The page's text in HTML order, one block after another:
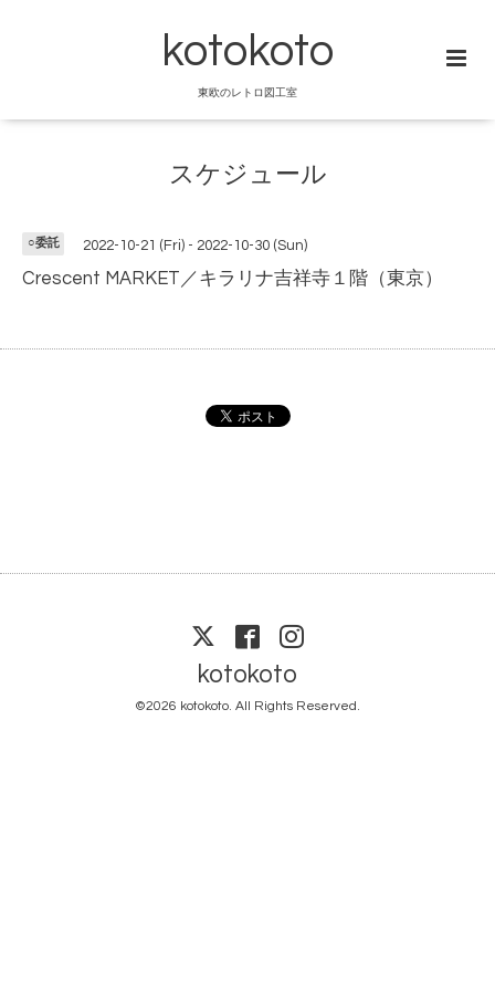
kotokoto
東欧のレトロ図工室
スケジュール
○委託 2022-10-21 (Fri) - 2022-10-30 (Sun)
Crescent MARKET／キラリナ吉祥寺１階（東京）
kotokoto
©2026 kotokoto. All Rights Reserved.